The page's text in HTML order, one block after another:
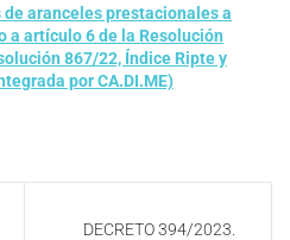
aranceles prestacionales a
a artículo 6 de la Resolución
867/22, Índice Ripte y
por CA.DI.ME)
DECRETO 394/2023.